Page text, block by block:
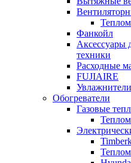
Фанкойл
Аксессуары
техники
Расходные
FUJIAIRE
Обогреватели
Газовые